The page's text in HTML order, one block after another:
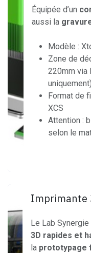
Équipée d’un
aussi la
Modèle :
Zone de
220mm via
uniquement)
Format de
XCS
Attention :
selon le
Imprimante
Le Lab
3D rapides et
la prototypage